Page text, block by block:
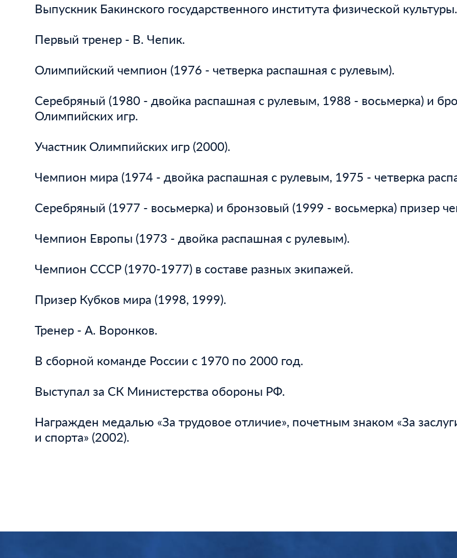
Выпускник Бакинского государственного института физической культуры.
Первый тренер - В. Чепик.
Олимпийский чемпион (1976 - четверка распашная с рулевым).
Серебряный (1980 - двойка распашная с рулевым, 1988 - восьмерка) и
Олимпийских игр.
Участник Олимпийских игр (2000).
Чемпион мира (1974 - двойка распашная с рулевым, 1975 - четверка
Серебряный (1977 - восьмерка) и бронзовый (1999 - восьмерка) призер
Чемпион Европы (1973 - двойка распашная с рулевым).
Чемпион СССР (1970-1977) в составе разных экипажей.
Призер Кубков мира (1998, 1999).
Тренер - А. Воронков.
В сборной команде России с 1970 по 2000 год.
Выступал за СК Министерства обороны РФ.
Награжден медалью «За трудовое отличие», почетным знаком «За
и спорта» (2002).